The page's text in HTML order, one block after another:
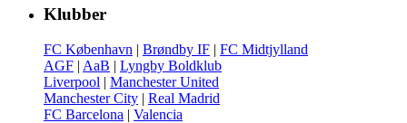
Klubber
FC København | Brøndby IF | FC Midtjylland
AGF | AaB | Lyngby Boldklub
Liverpool | Manchester United
Manchester City | Real Madrid
FC Barcelona | Valencia